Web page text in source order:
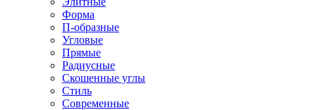
Форма
П-образные
Угловые
Прямые
Радиусные
Скошенные углы
Стиль
Современные